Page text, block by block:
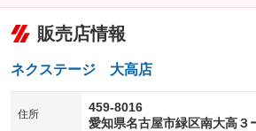
販売店情報
ネクステージ 大高店
住所
459-8016
愛知県名古屋市緑区南大高３